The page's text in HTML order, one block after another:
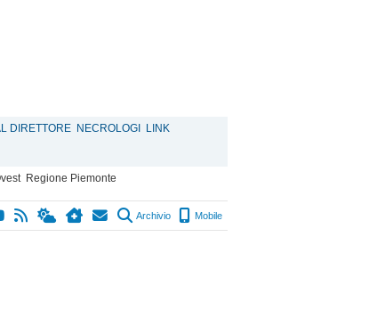
DIRETTORE NECROLOGI LINK
Regione Piemonte
Archivio Mobile